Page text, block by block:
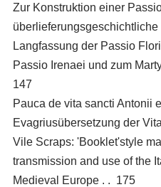
Zur Konstruktion einer
Langfassung der Passio
Passio Irenaei und zum
147
Pauca de vita sancti Antonii
Evagriusübersetzung der
Vile Scraps: 'Booklet'style
transmission and use of the
Medieval Europe . . 175